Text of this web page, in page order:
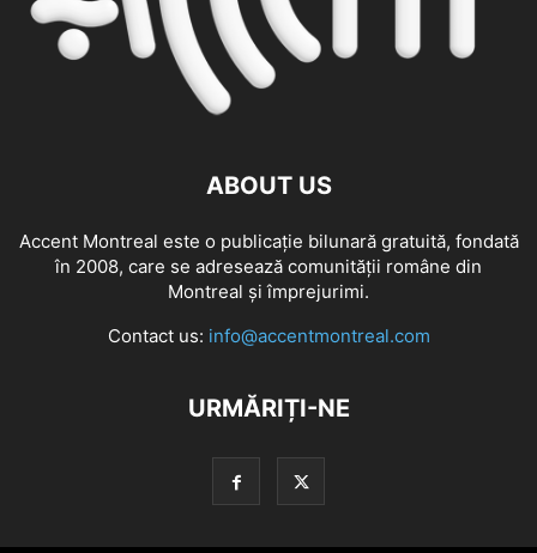
ABOUT US
Accent Montreal este o publicație bilunară gratuită, fondată
în 2008, care se adresează comunităţii române din
Montreal şi împrejurimi.
Contact us: info@accentmontreal.com
URMĂRIȚI-NE